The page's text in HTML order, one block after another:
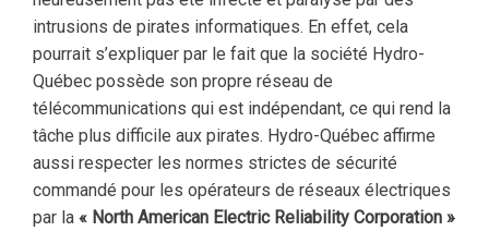
intrusions de pirates informatiques. En effet, cela
pourrait s’expliquer par le fait que la société Hydro-
Québec possède son propre réseau de
télécommunications qui est indépendant, ce qui rend la
tâche plus difficile aux pirates. Hydro-Québec affirme
aussi respecter les normes strictes de sécurité
commandé pour les opérateurs de réseaux électriques
par la « North American Electric Reliability Corporation »